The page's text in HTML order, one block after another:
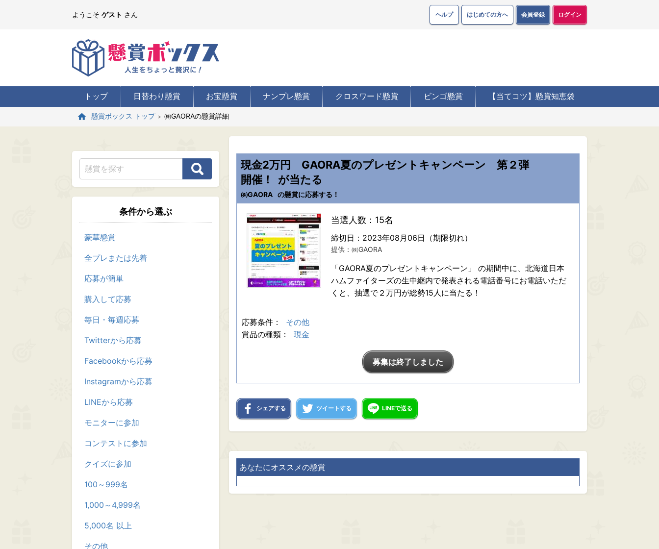
ようこそ ゲスト さん ヘルプ はじめての方へ 会員登録 ログイン
トップ 日替わり懸賞 お宝懸賞 ナンプレ懸賞 クロスワード懸賞 ビンゴ懸賞 【当てコツ】懸賞知恵袋
懸賞ボックス トップ ㈱GAORAの懸賞詳細
条件から選ぶ
豪華懸賞
全プレまたは先着
応募が簡単
購入して応募
毎日・毎週応募
Twitterから応募
Facebookから応募
Instagramから応募
LINEから応募
モニターに参加
コンテストに参加
クイズに参加
100～999名
1,000～4,999名
5,000名 以上
その他
現金2万円 GAORA夏のプレゼントキャンペーン 第２弾
開催！
が当たる
㈱GAORA の懸賞に応募する！
当選人数：15名
締切日：2023年08月06日（期限切れ）
提供：㈱GAORA
「GAORA夏のプレゼントキャンペーン」 の期間中に、北海道日本
ハムファイターズの生中継内で発表される電話番号にお電話いただ
くと、抽選で２万円が総勢15人に当たる！
応募条件：
その他
賞品の種類：
現金
募集は終了しました
シェアする ツイートする LINEで送る
あなたにオススメの懸賞